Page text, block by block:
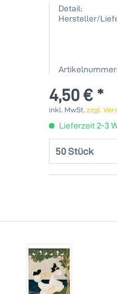
Detail:
Hersteller/
Artikelnummer:
4,50 € *
inkl. MwSt. zzgl.
Lieferzeit 2-3